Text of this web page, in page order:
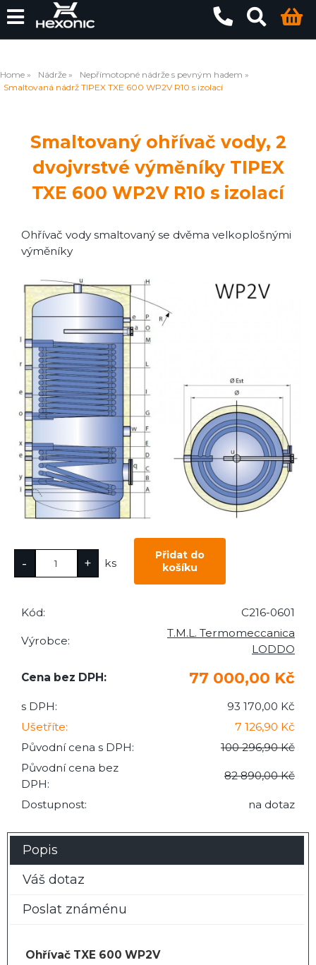
Home Nádrže
Nepřímotopné nádrže s pevným hadem
Smaltovaná nádrž TIPEX TXE 600 WP2V R10 s izolací
Smaltovaný ohřívač vody, 2
dvojvrstvé výměníky TIPEX
TXE 600 WP2V R10 s izolací
Ohřívač vody smaltovaný se dvěma velkoplošnými
výměníky
ks
Kód: C216-0601
Výrobce:
T.M.L. Termomeccanica
LODDO
Cena bez DPH: 77 000,00 Kč
s DPH:
93 170,00 Kč
Ušetříte:
7 126,90 Kč
Původní cena s DPH:
100 296,90 Kč
Původní cena bez
DPH:
82 890,00 Kč
Dostupnost: na dotaz
Popis
Váš dotaz
Poslat známénu
Ohřívač TXE 600 WP2V